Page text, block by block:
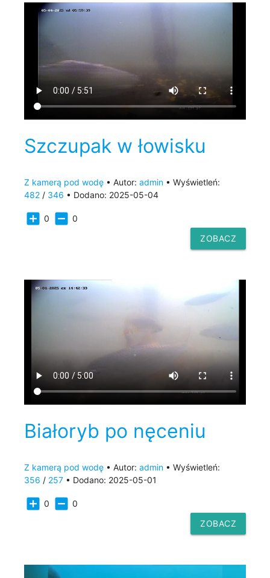
Szczupak w łowisku
Z kamerą pod wodę • Autor: admin • Wyświetleń:
482 / 346 • Dodano: 2025-05-04
add_box 0 indeterminate_check_box 0
ZOBACZ
Białoryb po nęceniu
Z kamerą pod wodę • Autor: admin • Wyświetleń:
356 / 257 • Dodano: 2025-05-01
add_box 0 indeterminate_check_box 0
ZOBACZ